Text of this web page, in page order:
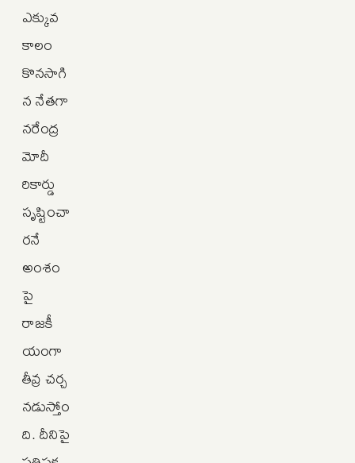
ఎక్కువ
కాలం
కొనసాగి
న నేతగా
నరేంద్ర
మోదీ
రికార్డు
సృష్టించా
రనే
అంశం
పై
రాజకీ
యంగా
తీవ్ర చర్చ
నడుస్తోం
ది. దీనిపై